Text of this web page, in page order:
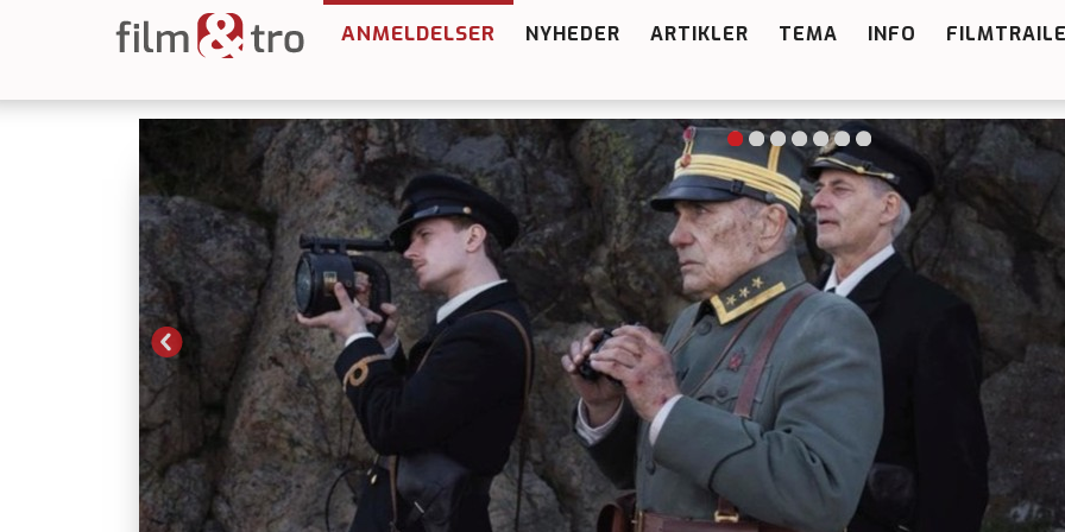
ANMELDELSER NYHEDER ARTIKLER TEMA INFO